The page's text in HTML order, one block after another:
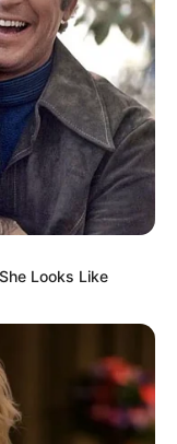
Looks Like